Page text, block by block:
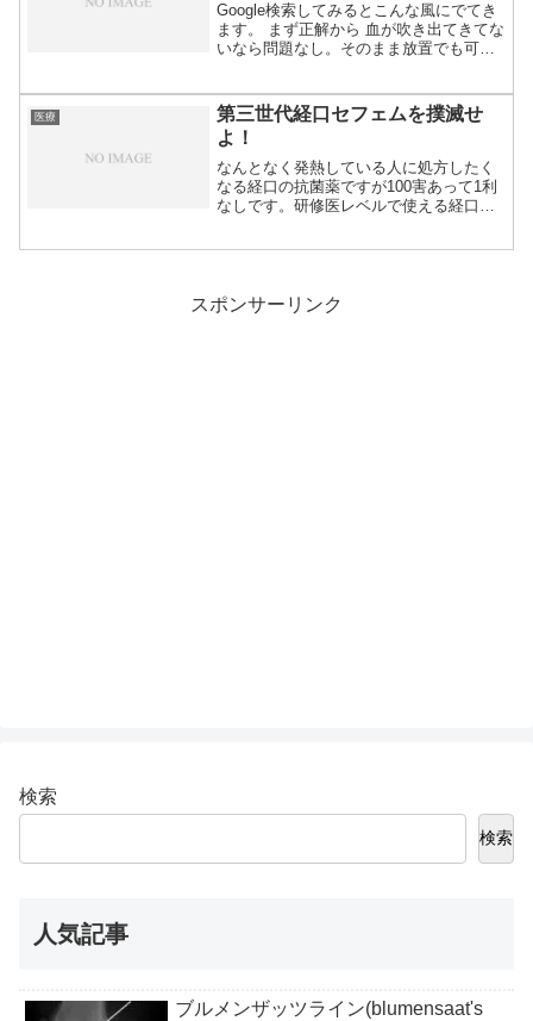
Google検索してみるとこんな風にでてき
ます。 まず正解から 血が吹き出てきてな
いなら問題なし。そのまま放置でも可
医療
第三世代経口セフェムを撲滅せ
よ！
なんとなく発熱している人に処方したく
なる経口の抗菌薬ですが100害あって1利
なしです。研修医レベルで使える経口抗
スポンサーリンク
検索
検索
人気記事
ブルメンザッツライン(blumensaat's